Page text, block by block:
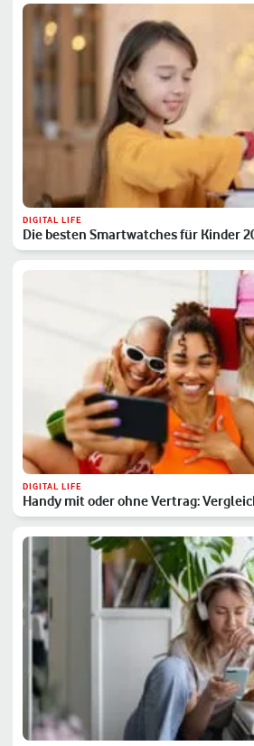
DIGITAL LIFE
Die besten Smartwatches für Kinder
DIGITAL LIFE
Handy mit oder ohne Vertrag: